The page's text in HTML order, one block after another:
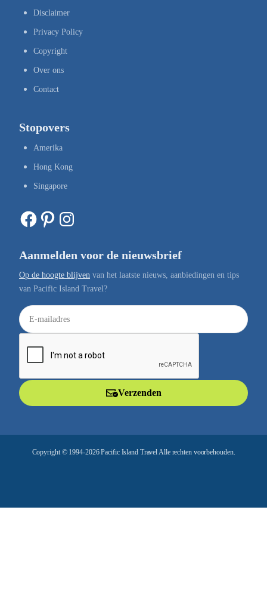
Disclaimer
Privacy Policy
Copyright
Over ons
Contact
Stopovers
Amerika
Hong Kong
Singapore
Facebook Pinterest Instagram
Aanmelden voor de nieuwsbrief
Op de hoogte blijven van het laatste nieuws, aanbiedingen en tips
van Pacific Island Travel?
E
-
a
Verzenden
Copyright © 1994-2026 Pacific Island Travel Alle rechten voorbehouden.